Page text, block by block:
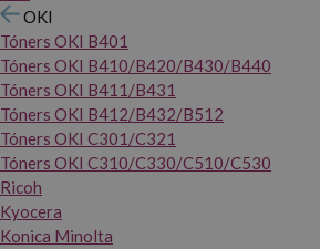
OKI
Tóners OKI B401
Tóners OKI B410/B420/B430/B440
Tóners OKI B411/B431
Tóners OKI B412/B432/B512
Tóners OKI C301/C321
Tóners OKI C310/C330/C510/C530
Ricoh
Kyocera
Konica Minolta